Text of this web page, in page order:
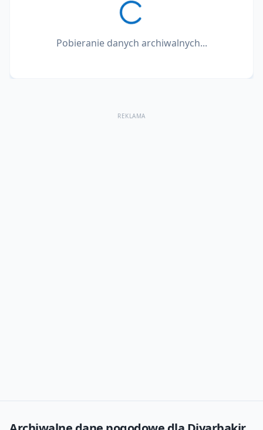
Pobieranie danych archiwalnych...
REKLAMA